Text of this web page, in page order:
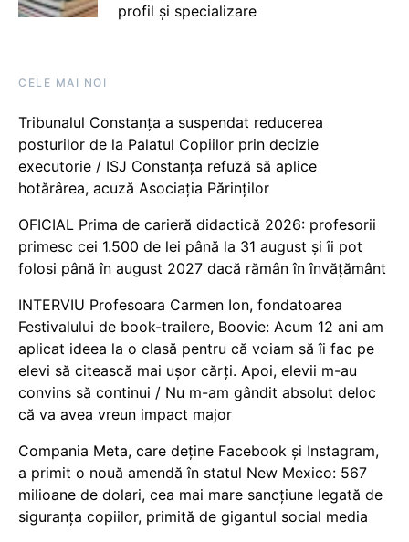
profil și specializare
CELE MAI NOI
Tribunalul Constanța a suspendat reducerea
posturilor de la Palatul Copiilor prin decizie
executorie / ISJ Constanța refuză să aplice
hotărârea, acuză Asociația Părinților
OFICIAL Prima de carieră didactică 2026: profesorii
primesc cei 1.500 de lei până la 31 august și îi pot
folosi până în august 2027 dacă rămân în învățământ
INTERVIU Profesoara Carmen Ion, fondatoarea
Festivalului de book-trailere, Boovie: Acum 12 ani am
aplicat ideea la o clasă pentru că voiam să îi fac pe
elevi să citească mai ușor cărți. Apoi, elevii m-au
convins să continui / Nu m-am gândit absolut deloc
că va avea vreun impact major
Compania Meta, care deține Facebook și Instagram,
a primit o nouă amendă în statul New Mexico: 567
milioane de dolari, cea mai mare sancțiune legată de
siguranța copiilor, primită de gigantul social media